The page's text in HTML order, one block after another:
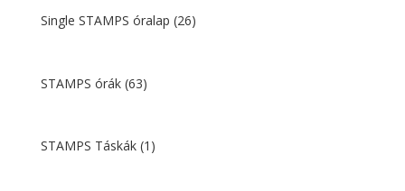
Single STAMPS óralap (26)
STAMPS órák (63)
STAMPS Táskák (1)